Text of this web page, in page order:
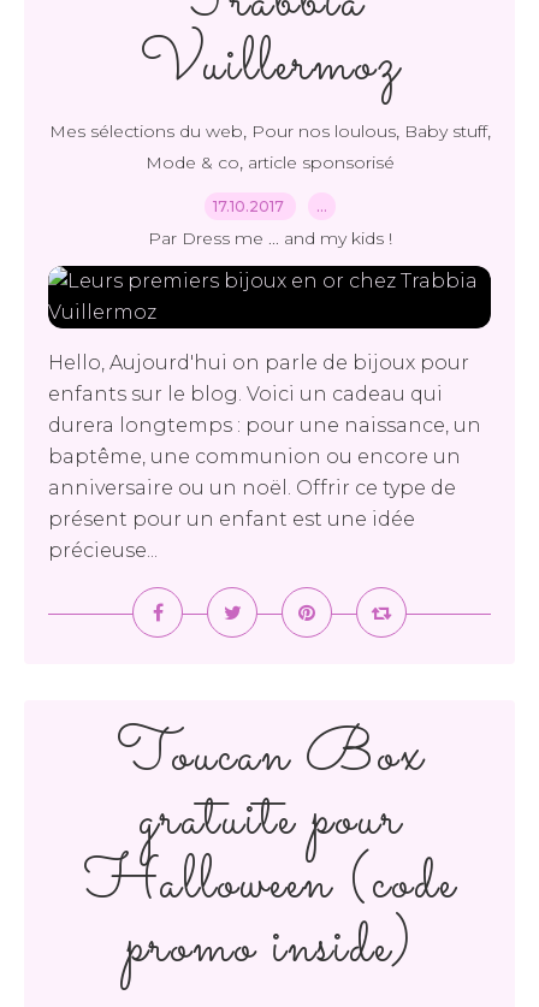
Vuillermoz
Mes sélections du web, Pour nos loulous, Baby stuff,
Mode & co, article sponsorisé
17.10.2017 …
Par Dress me ... and my kids !
Hello, Aujourd'hui on parle de bijoux pour
enfants sur le blog. Voici un cadeau qui
durera longtemps : pour une naissance, un
baptême, une communion ou encore un
anniversaire ou un noël. Offrir ce type de
présent pour un enfant est une idée
précieuse...
Toucan Box
gratuite pour
Halloween (code
promo inside)